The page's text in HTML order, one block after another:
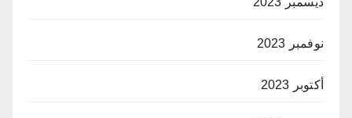
نوفمبر 2023
أكتوبر 2023